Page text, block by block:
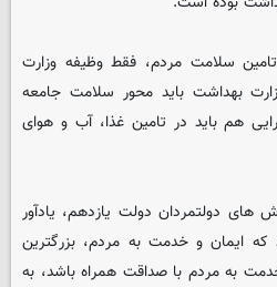
سلامت مردم، فقط وظیفه وزارت
بهداشت باید محور سلامت جامعه
هم باید در تامین غذا، آب و هوای
های دولتمردان دولت یازدهم، یادآور
ایمان و خدمت به مردم، بزرگترین
به مردم با صداقت همراه باشد، به